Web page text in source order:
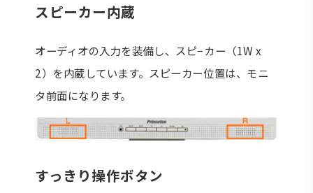
スピーカー内蔵
オーディオの入力を装備し、スピ−カー（1W x
2）を内蔵しています。スピーカー位置は、モニ
タ前面になります。
すっきり操作ボタン